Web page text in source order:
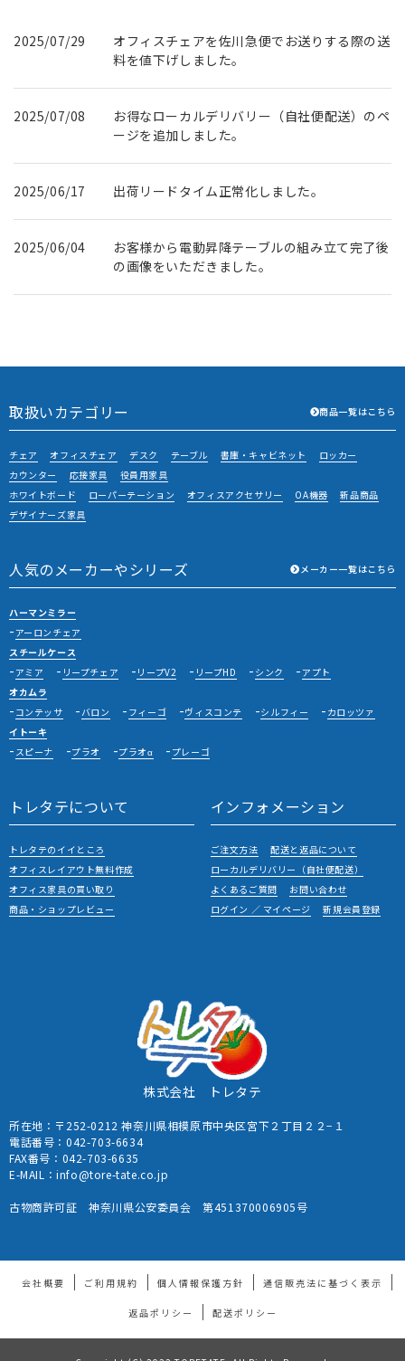
2025/07/29
オフィスチェアを佐川急便でお送りする際の送
料を値下げしました。
2025/07/08
お得なローカルデリバリー（自社便配送）のペ
ージを追加しました。
2025/06/17 出荷リードタイム正常化しました。
2025/06/04
お客様から電動昇降テーブルの組み立て完了後
の画像をいただきました。
取扱いカテゴリー 商品一覧はこちら
チェア オフィスチェア デスク テーブル 書庫・キャビネット
ロッカー
カウンター
応接家具
役員用家具
ホワイトボード
ローパーテーション オフィスアクセサリー OA機器
新品商品
デザイナーズ家具
人気のメーカーやシリーズ メーカー一覧はこちら
ハーマンミラー
アーロンチェア
スチールケース
アミア
リープチェア リープV2 リープHD シンク
アプト
オカムラ
コンテッサ
バロン フィーゴ ヴィスコンテ シルフィー
カロッツァ
イトーキ
スピーナ
プラオ プラオα プレーゴ
トレタテについて
トレタテのイイところ
オフィスレイアウト無料作成
オフィス家具の買い取り
商品・ショップレビュー
インフォメーション
ご注文方法
配送と返品について
ローカルデリバリー（自社便配送）
よくあるご質問
お問い合わせ
ログイン ／ マイページ
新規会員登録
株式会社 トレタテ
所在地：〒252-0212 神奈川県相模原市中央区宮下２丁目２２−１
電話番号： 042-703-6634
FAX番号：042-703-6635
E-MAIL：info@tore-tate.co.jp
古物商許可証 神奈川県公安委員会 第451370006905号
会社概要 ご利用規約 個人情報保護方針 通信販売法に基づく表示
返品ポリシー 配送ポリシー